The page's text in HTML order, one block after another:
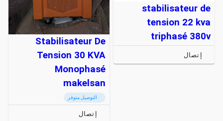
stabilisateur de
tension 22 kva
triphasé 380v
إتصال
Stabilisateur De
Tension 30 KVA
Monophasé
makelsan
التوصيل متوفر
إتصال